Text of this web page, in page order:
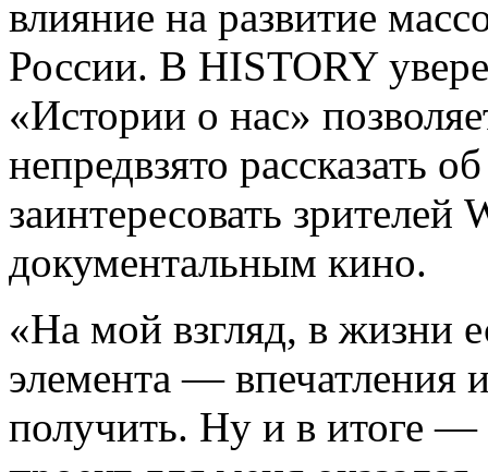
влияние на развитие
России. В HISTORY
«Истории о нас»
непредвзято рассказать
заинтересовать
документальным кино.
«На мой взгляд, в жизни
элемента — впечатления
получить. Ну и в итоге —